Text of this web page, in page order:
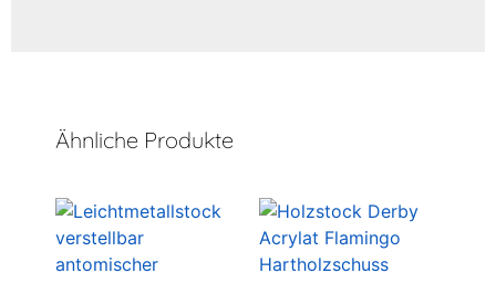
Ähnliche Produkte